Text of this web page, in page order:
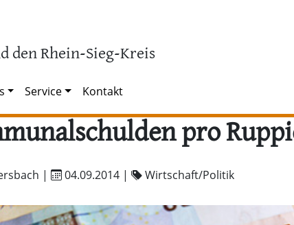
den Rhein-Sieg-Kreis
Service Kontakt
pro
| 04.09.2014 | Wirtschaft/Politik